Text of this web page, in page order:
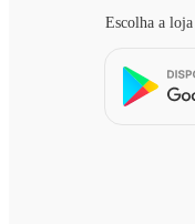
Escolha a